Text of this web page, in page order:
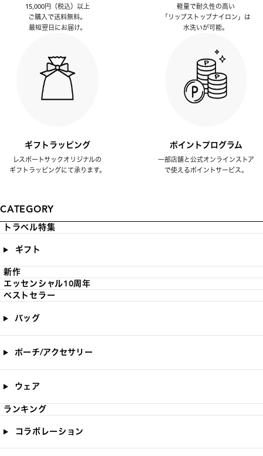
15,000円（税込）以上
ご購入で送料無料。
最短翌日にお届け。
軽量で耐久性の高い
「リップストップナイロン」は
水洗いが可能。
ギフトラッピング
レスポートサックオリジナルの
ギフトラッピングにて承ります。
ポイントプログラム
一部店舗と公式オンラインストア
で使えるポイントサービス。
CATEGORY
トラベル特集
ギフト
新作
エッセンシャル10周年
ベストセラー
バッグ
ポーチ/アクセサリー
ウェア
ランキング
コラボレーション